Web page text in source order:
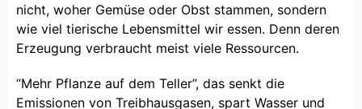
nicht, woher Gemüse oder Obst stammen, sondern
wie viel tierische Lebensmittel wir essen. Denn deren
Erzeugung verbraucht meist viele Ressourcen.
“Mehr Pflanze auf dem Teller”, das senkt die
Emissionen von Treibhausgasen, spart Wasser und